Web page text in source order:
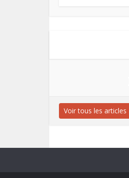
Voir tous les articles